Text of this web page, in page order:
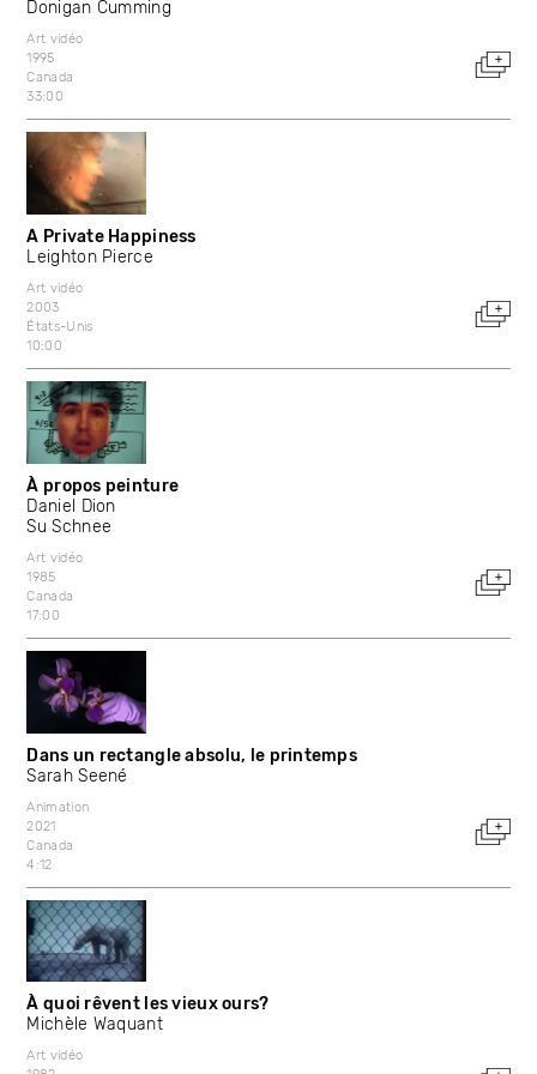
Donigan Cumming
Art vidéo
1995
Canada
33:00
A Private Happiness
Leighton Pierce
Art vidéo
2003
États-Unis
10:00
À propos peinture
Daniel Dion
Su Schnee
Art vidéo
1985
Canada
17:00
Dans un rectangle absolu, le printemps
Sarah Seené
Animation
2021
Canada
4:12
À quoi rêvent les vieux ours?
Michèle Waquant
Art vidéo